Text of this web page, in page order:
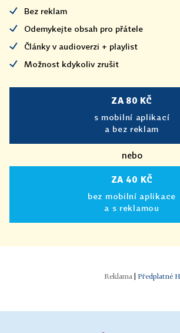
Bez reklam
Odemykejte obsah pro přátele
Články v audioverzi + playlist
Možnost kdykoliv zrušit
ZA 80 KČ
s mobilní aplikací
a bez reklam
nebo
ZA 40 KČ
bez mobilní aplikace
a s reklamou
| Předplatné